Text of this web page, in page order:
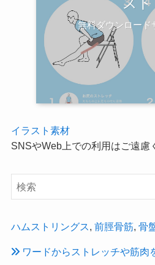
スト
無料ダウンロード
イラスト素材
SNSやWeb上での利用はご遠慮
ハムストリングス, 前脛骨筋, 骨
ワードからストレッチや筋肉